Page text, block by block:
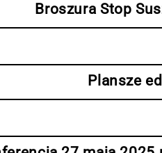
Broszura Stop
Plansze